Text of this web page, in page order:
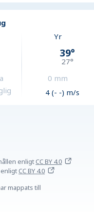
Yr
39°
27°
0 mm
4 (- -) m/s
enligtCC BY 4.0
enligtCC BY 4.0
mappats till